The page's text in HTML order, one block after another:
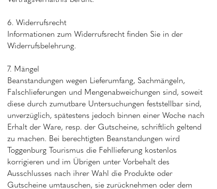
6. Widerrufsrecht
Informationen zum Widerrufsrecht finden Sie in der
Widerrufsbelehrung.
7. Mängel
Beanstandungen wegen Lieferumfang, Sachmängeln,
Falschlieferungen und Mengenabweichungen sind, soweit
diese durch zumutbare Untersuchungen feststellbar sind,
unverzüglich, spätestens jedoch binnen einer Woche nach
Erhalt der Ware, resp. der Gutscheine, schriftlich geltend
zu machen. Bei berechtigten Beanstandungen wird
Toggenburg Tourismus die Fehllieferung kostenlos
korrigieren und im Übrigen unter Vorbehalt des
Ausschlusses nach ihrer Wahl die Produkte oder
Gutscheine umtauschen, sie zurücknehmen oder dem